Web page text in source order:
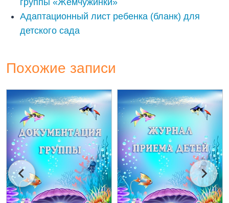
Адаптационный лист ребенка (бланк) для
детского сада
Похожие записи